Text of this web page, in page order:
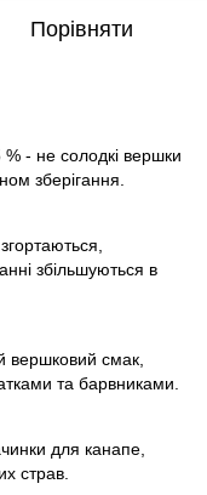
Порівняти
- не солодкі вершки
зберігання.
збільшуються в
вершковий смак,
та барвниками.
для канапе,
страв.